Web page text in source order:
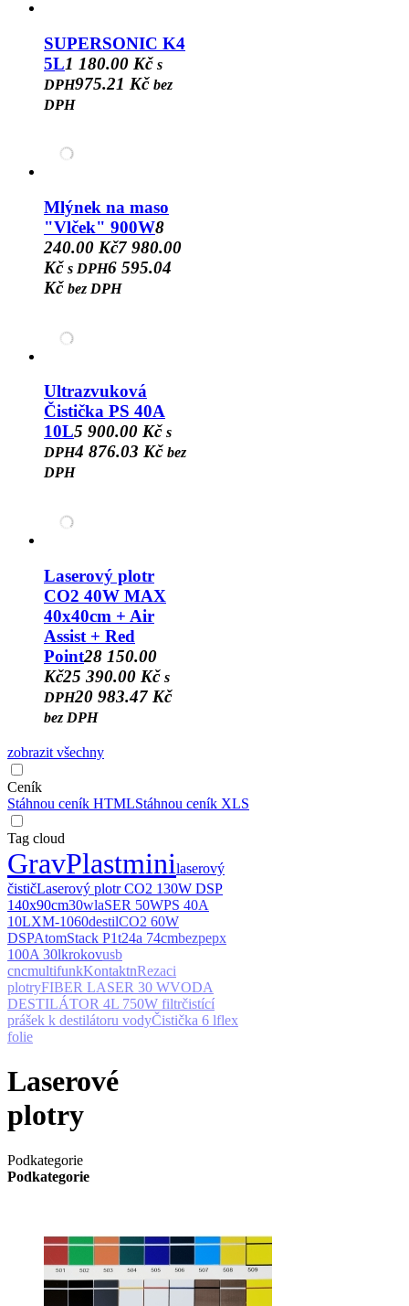
SUPERSONIC K4
5L1 180.00 Kč s
DPH975.21 Kč bez
DPH
Mlýnek na maso
"Vlček" 900W8
240.00 Kč7 980.00
Kč s DPH6 595.04
Kč bez DPH
Ultrazvuková
Čistička PS 40A
10L5 900.00 Kč s
DPH4 876.03 Kč bez
DPH
Laserový plotr
CO2 40W MAX
40x40cm + Air
Assist + Red
Point28 150.00
Kč25 390.00 Kč s
DPH20 983.47 Kč
bez DPH
zobrazit všechny
Ceník
Stáhnou ceník HTMLStáhnou ceník XLS
Tag cloud
GravPlastminilaserový
čističLaserový plotr CO2 130W DSP
140x90cm30wlaSER 50WPS 40A
10LXM-1060destilCO2 60W
DSPAtomStack P1t24a 74cmbezpepx
100A 30lkrokovusb
cncmultifunkKontaktnRezaci
plotryFIBER LASER 30 WVODA
DESTILÁTOR 4L 750W filtrčistící
prášek k destilátoru vodyČistička 6 lflex
folie
Laserové
plotry
Podkategorie
Podkategorie